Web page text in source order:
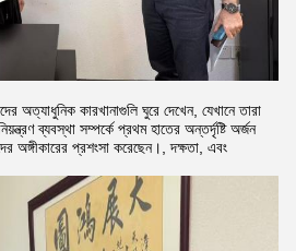
অত্যাধুনিক কারখানাগুলি ঘুরে দেখেন, যেখানে তারা
ব্যবস্থা সম্পর্কে প্রথম হাতের অন্তর্দৃষ্টি অর্জন
অঙ্গীকারের প্রশংসা করেছেন।, দক্ষতা, এবং